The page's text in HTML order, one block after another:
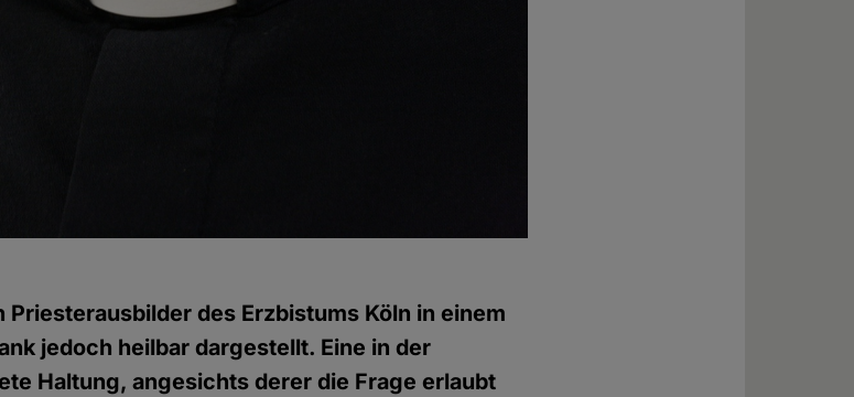
des Erzbistums Köln in einem
jedoch heilbar dargestellt. Eine in der
Haltung, angesichts derer die Frage erlaubt